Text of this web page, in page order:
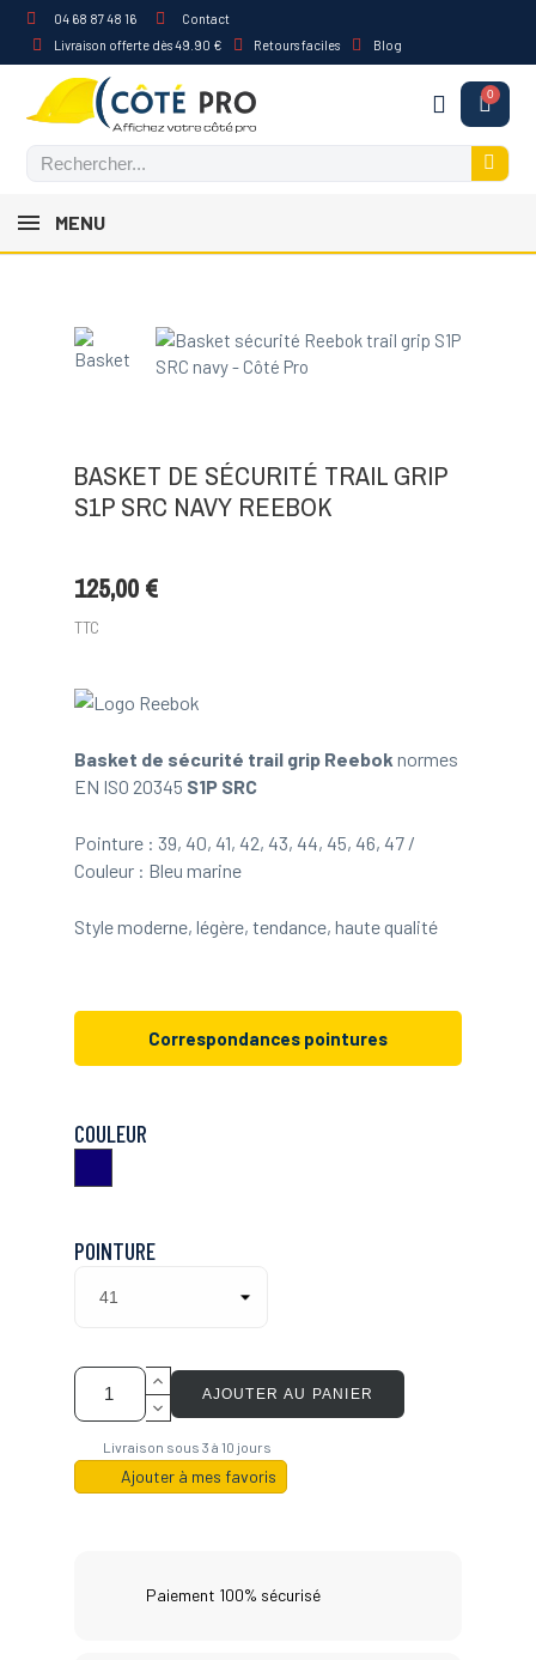
04 68 87 48 16
Contact
Livraison offerte dès 49.90 €
Retours faciles Blog
MENU
BASKET DE SÉCURITÉ TRAIL GRIP
S1P SRC NAVY REEBOK
125,00 €
TTC
Basket de sécurité trail grip Reebok normes
EN ISO 20345 S1P SRC
Pointure : 39, 40, 41, 42, 43, 44, 45, 46, 47 /
Couleur : Bleu marine
Style moderne, légère, tendance, haute qualité
Correspondances pointures
COULEUR
POINTURE
AJOUTER AU PANIER
Livraison sous 3 à 10 jours
Ajouter à mes favoris
Paiement 100% sécurisé